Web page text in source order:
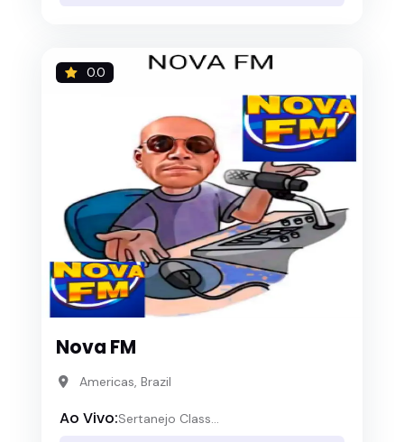
0.0
Nova FM
Americas, Brazil
Ao Vivo:Sertanejo Class...